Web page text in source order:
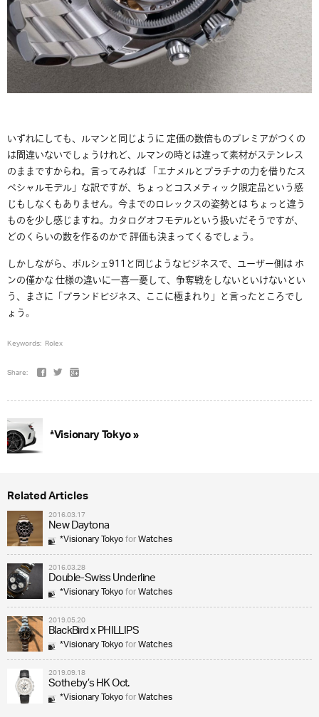
いずれにしても、ルマンと同じように 定価の数倍ものプレミアがつくの
は間違いないでしょうけれど、ルマンの時とは違って素材がステンレス
のままですからね。言ってみれば 「エナメルとプラチナの力を借りたス
ペシャルモデル」な訳ですが、ちょっとコスメティック限定品という感
じもしなくもありません。今までのロレックスの姿勢とは ちょっと違う
ものを少し感じますね。カタログオフモデルという扱いだそうですが、
どのくらいの数を作るのかで 評価も決まってくるでしょう。
しかしながら、ポルシェ911と同じようなビジネスで、ユーザー側は ホ
ンの僅かな 仕様の違いに一喜一憂して、争奪戦をしないといけないとい
う、まさに「ブランドビジネス、ここに極まれり」と言ったところでし
ょう。
Keywords: Rolex
Share:
*Visionary Tokyo »
Related Articles
2016.03.17
New Daytona
*Visionary TokyoforWatches
2016.03.28
Double-Swiss Underline
*Visionary TokyoforWatches
2019.05.20
BlackBird x PHILLIPS
*Visionary TokyoforWatches
2019.09.18
Sotheby’s HK Oct.
*Visionary TokyoforWatches